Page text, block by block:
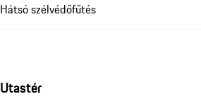
Hátsó szélvédőfűtés
Utastér